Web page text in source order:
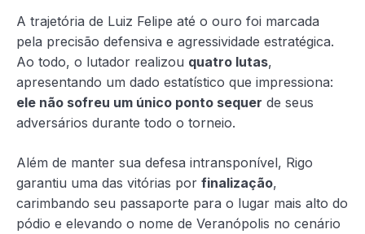
A trajetória de Luiz Felipe até o ouro foi marcada
pela precisão defensiva e agressividade estratégica.
Ao todo, o lutador realizou quatro lutas,
apresentando um dado estatístico que impressiona:
ele não sofreu um único ponto sequer de seus
adversários durante todo o torneio.
Além de manter sua defesa intransponível, Rigo
garantiu uma das vitórias por finalização,
carimbando seu passaporte para o lugar mais alto do
pódio e elevando o nome de Veranópolis no cenário